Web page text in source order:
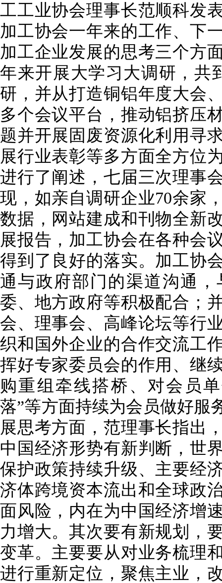
工工业协会理事长范顺科发
加工协会一年来的工作、下
加工企业发展的思考三个方
年来开展大学习大调研，共
研，并从打造铜铝年度大会
多个会议平台，推动铝挤压
题并开展固废资源化利用寻
展行业表彰等多方面全方位
进行了阐述，七届三次理事
现，如亲自调研企业70余家
数据，网站建成和刊物全新
展报告，加工协会在各种会
得到了良好的落实。加工协
通与政府部门的渠道沟通
委、地方政府等积极配合；
会、理事会、高峰论坛等行
织和国外企业的合作交流工
挥好专家委员会的作用、继
购重组牵线搭桥、对会员
落”等方面持续为会员做好服
展思考方面，范理事长指出
中国经济形势有新判断，世
保护政策持续升级、主要经
济体跨境资本流出和全球政
面风险，内在为中国经济增
力增大。其次要有新规划，
变革。主要要从对业务梳理
进行重新定位，聚焦主业，